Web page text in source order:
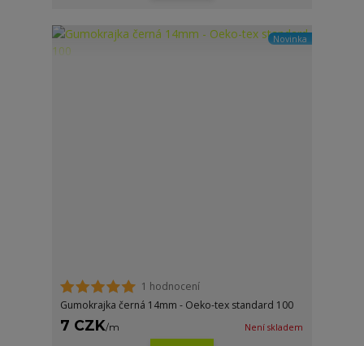
Novinka
1 hodnocení
Gumokrajka černá 14mm - Oeko-tex standard 100
7 CZK/m Není skladem